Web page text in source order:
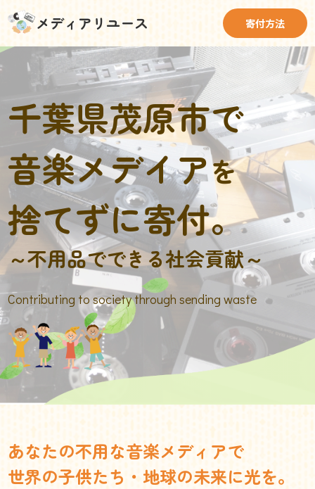
メディアリユース 寄付方法
千葉県茂原市で
音楽メデイアを
捨てずに寄付。
～不用品でできる社会貢献～
Contributing to society through sending waste
あなたの不用な音楽メディアで
世界の子供たち・地球の未来に光を。